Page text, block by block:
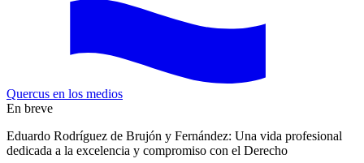
Quercus en los medios
En breve
Eduardo Rodríguez de Brujón y Fernández: Una vida profesional
dedicada a la excelencia y compromiso con el Derecho